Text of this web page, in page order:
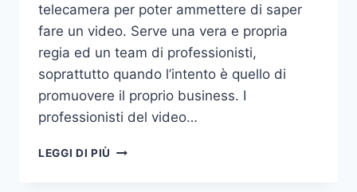
telecamera per poter ammettere di saper
fare un video. Serve una vera e propria
regia ed un team di professionisti,
soprattutto quando l’intento è quello di
promuovere il proprio business. I
professionisti del video…
LEGGI DI PIÙ